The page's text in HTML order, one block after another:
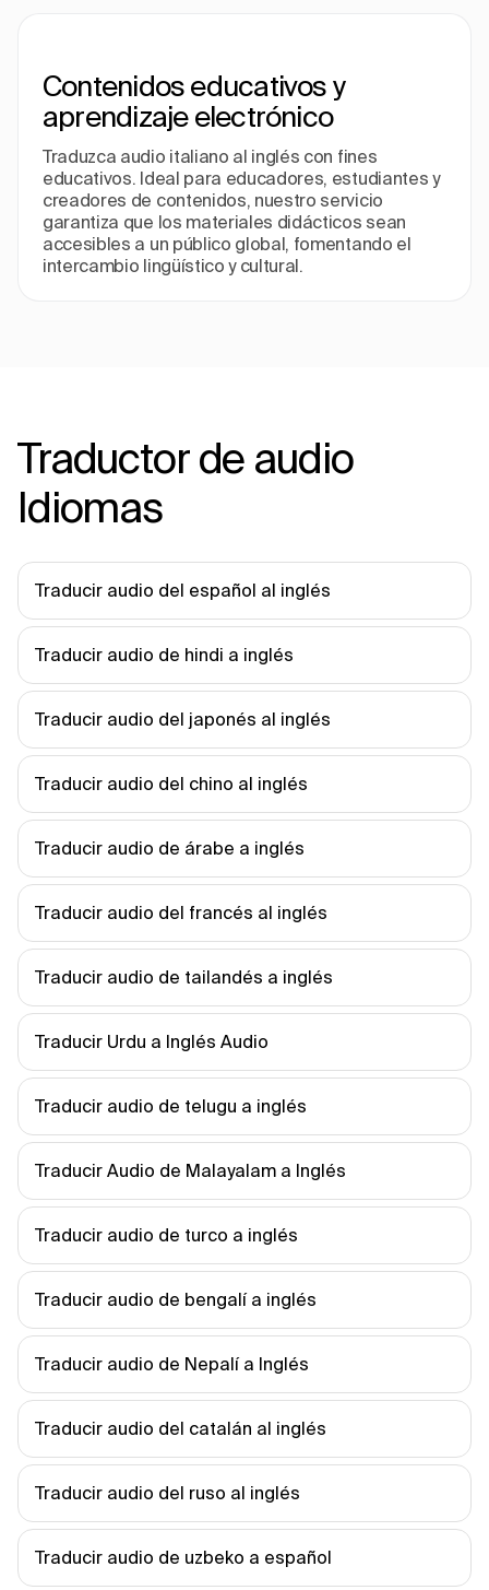
Contenidos educativos y
aprendizaje electrónico
Traduzca audio italiano al inglés con fines
educativos. Ideal para educadores, estudiantes y
creadores de contenidos, nuestro servicio
garantiza que los materiales didácticos sean
accesibles a un público global, fomentando el
intercambio lingüístico y cultural.
Traductor de audio
Idiomas
Traducir audio del español al inglés
Traducir audio de hindi a inglés
Traducir audio del japonés al inglés
Traducir audio del chino al inglés
Traducir audio de árabe a inglés
Traducir audio del francés al inglés
Traducir audio de tailandés a inglés
Traducir Urdu a Inglés Audio
Traducir audio de telugu a inglés
Traducir Audio de Malayalam a Inglés
Traducir audio de turco a inglés
Traducir audio de bengalí a inglés
Traducir audio de Nepalí a Inglés
Traducir audio del catalán al inglés
Traducir audio del ruso al inglés
Traducir audio de uzbeko a español